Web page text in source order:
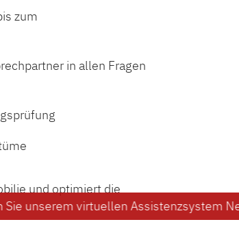
zum
in allen Fragen
und optimiert die
virtuellen Assistenzsystem Neela 24/7